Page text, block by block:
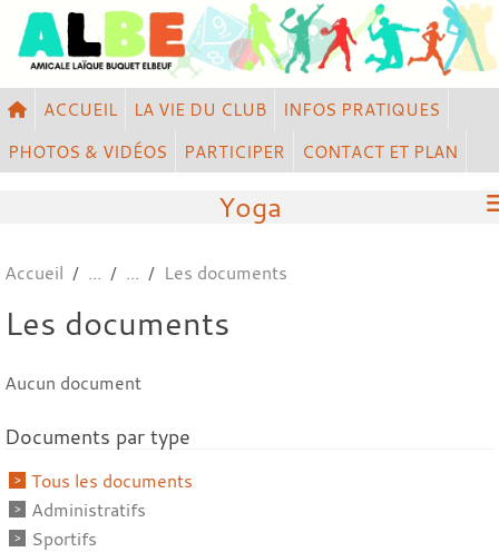
ACCUEIL LA VIE DU CLUB
INFOS PRATIQUES
PHOTOS & VIDÉOS
PARTICIPER CONTACT ET PLAN
Yoga
Accueil Les documents
Les documents
Aucun document
Documents par type
Tous les documents
Administratifs
Sportifs
Panneau de gestion des cookies